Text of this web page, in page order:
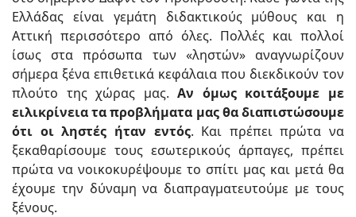
Ελλάδας είναι γεμάτη διδακτικούς μύθους και η
Αττική περισσότερο από όλες. Πολλές και πολλοί
ίσως στα πρόσωπα των «ληστών» αναγνωρίζουν
σήμερα ξένα επιθετικά κεφάλαια που διεκδικούν τον
πλούτο της χώρας μας.Αν όμως κοιτάξουμε με
ειλικρίνεια τα προβλήματα μας θα διαπιστώσουμε
ότι οι ληστές ήταν εντός. Και πρέπει πρώτα να
ξεκαθαρίσουμε τους εσωτερικούς άρπαγες, πρέπει
πρώτα να νοικοκυρέψουμε το σπίτι μας και μετά θα
έχουμε την δύναμη να διαπραγματευτούμε με τους
ξένους.